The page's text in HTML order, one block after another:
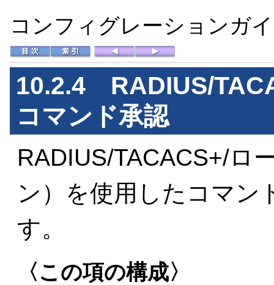
コンフィグレーションガ
10.2.4 RADIUS/
コマンド承認
RADIUS/TACACS+/ロ
ン）を使用したコマン
す。
〈この項の構成〉